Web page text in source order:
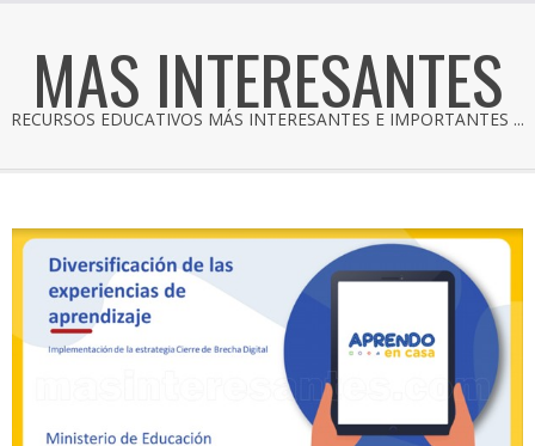
MAS INTERESANTES
RECURSOS EDUCATIVOS MÁS INTERESANTES E IMPORTANTES ...